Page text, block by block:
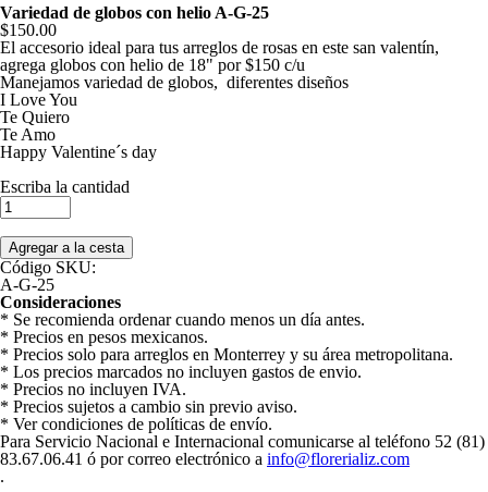
Variedad de globos con helio A-G-25
$150.00
El accesorio ideal para tus arreglos de rosas en este san valentín,
agrega globos con helio de 18" por $150 c/u
Manejamos variedad de globos, diferentes diseños
I Love You
Te Quiero
Te Amo
Happy Valentine´s day
Escriba la cantidad
Código SKU:
A-G-25
Consideraciones
* Se recomienda ordenar cuando menos un día antes.
* Precios en pesos mexicanos.
* Precios solo para arreglos en Monterrey y su área metropolitana.
* Los precios marcados no incluyen gastos de envio.
* Precios no incluyen IVA.
* Precios sujetos a cambio sin previo aviso.
* Ver condiciones de políticas de envío.
Para Servicio Nacional e Internacional comunicarse al teléfono 52 (81)
83.67.06.41 ó por correo electrónico a info@florerializ.com
.